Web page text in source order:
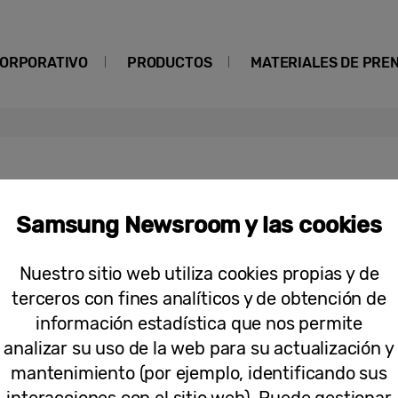
PRODUCTOS MATERIALES DE
Optimizando la calidad de imagen a
de mejora de la imagen
Samsung Newsroom y las cookies
Nuestro sitio web utiliza cookies propias y de
terceros con fines analíticos y de obtención de
información estadística que nos permite
analizar su uso de la web para su actualización y
mantenimiento (por ejemplo, identificando sus